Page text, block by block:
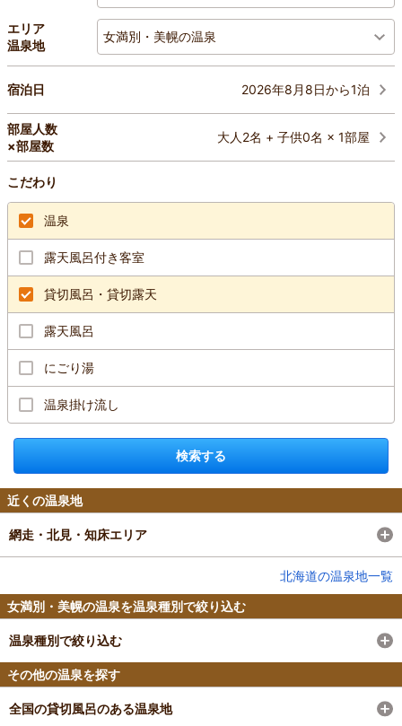
エリア
温泉地
女満別・美幌の温泉
宿泊日 2026年8月8日から1泊
部屋人数
×部屋数
大人2名 + 子供0名 × 1部屋
こだわり
温泉
露天風呂付き客室
貸切風呂・貸切露天
露天風呂
にごり湯
温泉掛け流し
検索する
近くの温泉地
網走・北見・知床エリア
北海道の温泉地一覧
女満別・美幌の温泉を温泉種別で絞り込む
温泉種別で絞り込む
その他の温泉を探す
全国の貸切風呂のある温泉地